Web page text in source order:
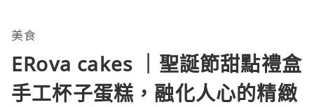
美食
ERova cakes ｜聖誕節甜點禮盒
手工杯子蛋糕，融化人心的精緻